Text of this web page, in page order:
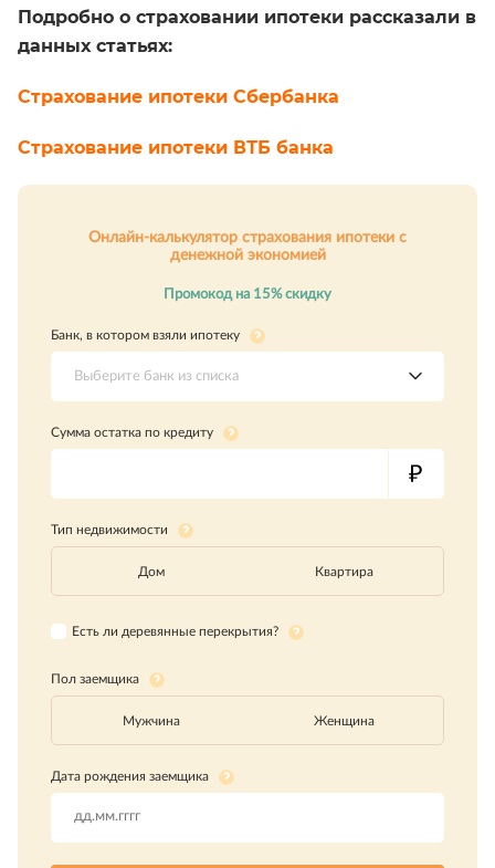
Подробно о страховании ипотеки рассказали в
данных статьях:
Страхование ипотеки Сбербанка
Страхование ипотеки ВТБ банка
Онлайн-калькулятор страхования ипотеки с
денежной экономией
Промокод на 15% скидку
Банк, в котором взяли ипотеку
Выберите банк из списка
Сумма остатка по кредиту
Тип недвижимости
Дом Квартира
Есть ли деревянные перекрытия?
Пол заемщика
Мужчина Женщина
Дата рождения заемщика